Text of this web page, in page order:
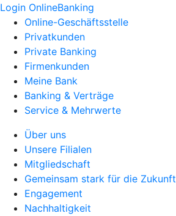
Login OnlineBanking
Online-Geschäftsstelle
Privatkunden
Private Banking
Firmenkunden
Meine Bank
Banking & Verträge
Service & Mehrwerte
Über uns
Unsere Filialen
Mitgliedschaft
Gemeinsam stark für die Zukunft
Engagement
Nachhaltigkeit